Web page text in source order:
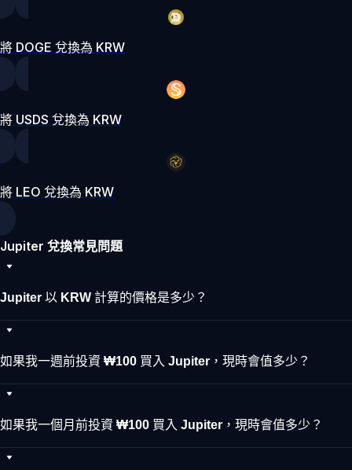
將 DOGE 兌換為 KRW
將 USDS 兌換為 KRW
將 LEO 兌換為 KRW
Jupiter 兌換常見問題
Jupiter 以 KRW 計算的價格是多少？
如果我一週前投資 ₩100 買入 Jupiter，現時會值多少？
如果我一個月前投資 ₩100 買入 Jupiter，現時會值多少？